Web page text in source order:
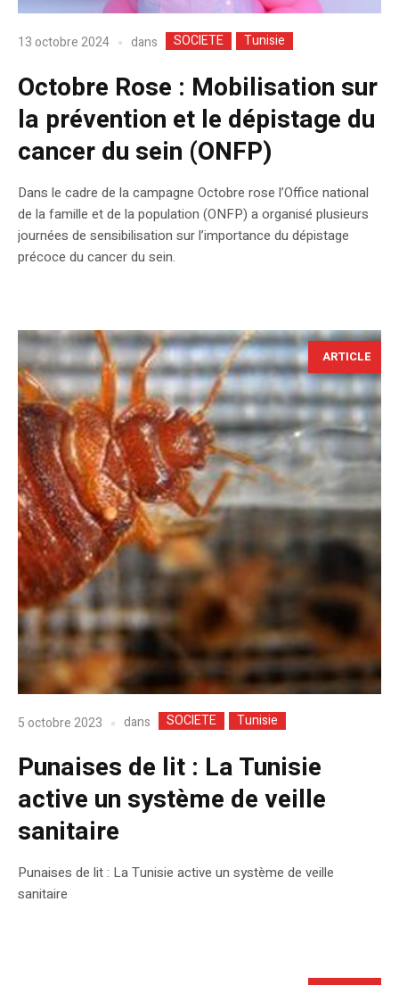
13 octobre 2024 dans SOCIETE Tunisie
Octobre Rose : Mobilisation sur
la prévention et le dépistage du
cancer du sein (ONFP)
Dans le cadre de la campagne Octobre rose l’Office national
de la famille et de la population (ONFP) a organisé plusieurs
journées de sensibilisation sur l’importance du dépistage
précoce du cancer du sein.
ARTICLE
5 octobre 2023 dans SOCIETE Tunisie
Punaises de lit : La Tunisie
active un système de veille
sanitaire
Punaises de lit : La Tunisie active un système de veille
sanitaire